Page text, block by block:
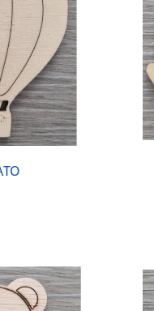
ΣΤΟ ΚΑΛΑΘΙ
ΛΕΠΤΟΜΕΡΕΙΕΣ